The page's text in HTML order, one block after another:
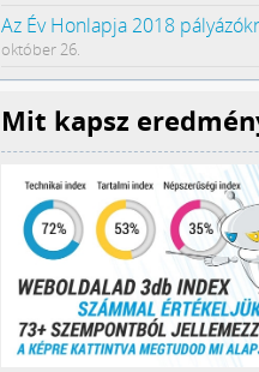
Az Év Honlapja 2018
október 26.
Mit kapsz